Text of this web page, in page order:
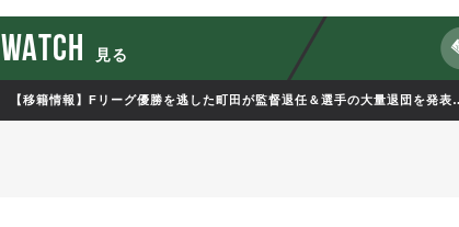
WATCH 見る
【移籍情報】Fリーグ優勝を逃した町田が監督退任＆選手の大量退団を発